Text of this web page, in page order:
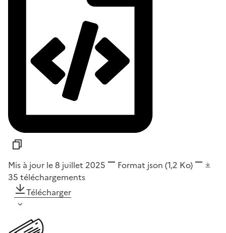
Mis à jour le 8 juillet 2025 Format json (1,2 Ko)
35 téléchargements
Télécharger